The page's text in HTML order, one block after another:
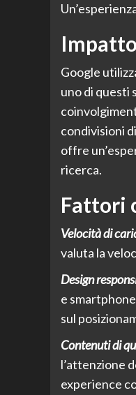
Google
uno di questi
condivisioni
offre
ricerca.
Fattori
Velocità di
valuta la
Design
e
sul
Contenuti di
l’attenzione
experience